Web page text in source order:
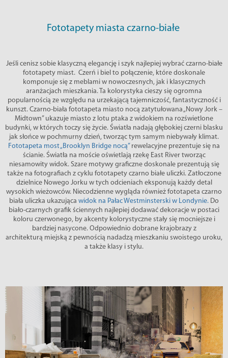
Fototapety miasta czarno-białe
Jeśli cenisz sobie klasyczną elegancję i szyk najlepiej wybrać czarno-białe
fototapety miast. Czerń i biel to połączenie, które doskonale
komponuje się z meblami w nowoczesnych, jak i klasycznych
aranżacjach mieszkania. Ta kolorystyka cieszy się ogromna
popularnością ze względu na urzekającą tajemniczość, fantastyczność i
kunszt. Czarno-biała fototapeta miasto nocą zatytułowana „Nowy Jork –
Midtown” ukazuje miasto z lotu ptaka z widokiem na rozświetlone
budynki, w których toczy się życie. Światła nadają głębokiej czerni blasku
jak słońce w pochmurny dzień, tworząc tym samym niebywały klimat.
Fototapeta most „Brooklyn Bridge nocą” rewelacyjne prezentuje się na
ścianie. Światła na moście oświetlają rzekę East River tworząc
niesamowity widok. Szare motywy graficzne doskonale prezentują się
także na fotografiach z cyklu fototapety czarno białe uliczki. Zatłoczone
dzielnice Nowego Jorku w tych odcieniach eksponują każdy detal
wysokich wieżowców. Niecodzienne wygląda również fototapeta czarno
biała uliczka ukazująca widok na Pałac Westminsterski w Londynie. Do
biało-czarnych grafik ściennych najlepiej dodawać dekoracje w postaci
koloru czerwonego, by akcenty kolorystyczne stały się mocniejsze i
bardziej nasycone. Odpowiednio dobrane krajobrazy z
architekturą miejską z pewnością nadadzą mieszkaniu swoistego uroku,
a także klasy i stylu.